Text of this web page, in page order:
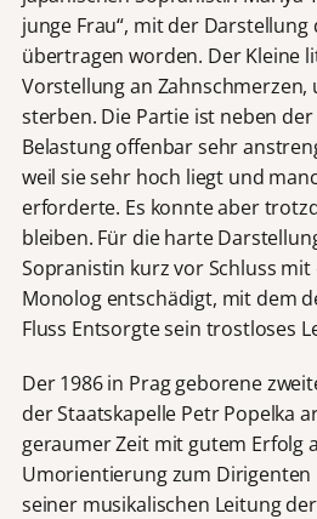
junge Frau“, mit der Darstellung
übertragen worden. Der Kleine
Vorstellung an Zahnschmerzen,
sterben. Die Partie ist neben
Belastung offenbar sehr
weil sie sehr hoch liegt und
erforderte. Es konnte aber
bleiben. Für die harte
Sopranistin kurz vor Schluss
Monolog entschädigt, mit dem
Fluss Entsorgte sein trostloses
Der 1986 in Prag geborene
der Staatskapelle Petr Popelka
geraumer Zeit mit gutem Erfolg
Umorientierung zum
seiner musikalischen Leitung